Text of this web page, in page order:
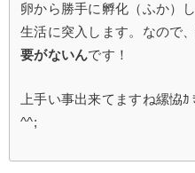
卵から勝手に孵化（ふか）
生活に突入します。なので、
要がないんです！
上手い事出来てますね縲恊
^^;